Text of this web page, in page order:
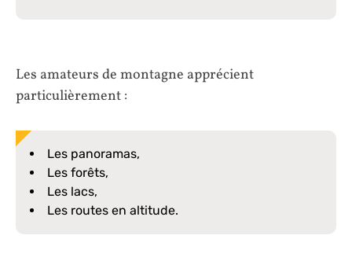
Les amateurs de montagne apprécient
particulièrement :
Les panoramas,
Les forêts,
Les lacs,
Les routes en altitude.